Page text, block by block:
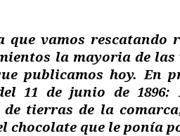
que vamos
la mayoria de
publicamos hoy. En
11 de junio de
tierras de la
chocolate que le ponía